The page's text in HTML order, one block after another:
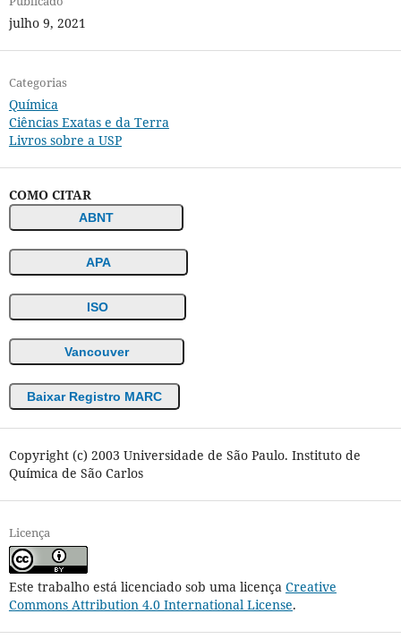
julho 9, 2021
Categorias
Química
Ciências Exatas e da Terra
Livros sobre a USP
COMO CITAR
ABNT
APA
ISO
Vancouver
Baixar Registro MARC
Copyright (c) 2003 Universidade de São Paulo. Instituto de
Química de São Carlos
Licença
Este trabalho está licenciado sob uma licença Creative
Commons Attribution 4.0 International License.